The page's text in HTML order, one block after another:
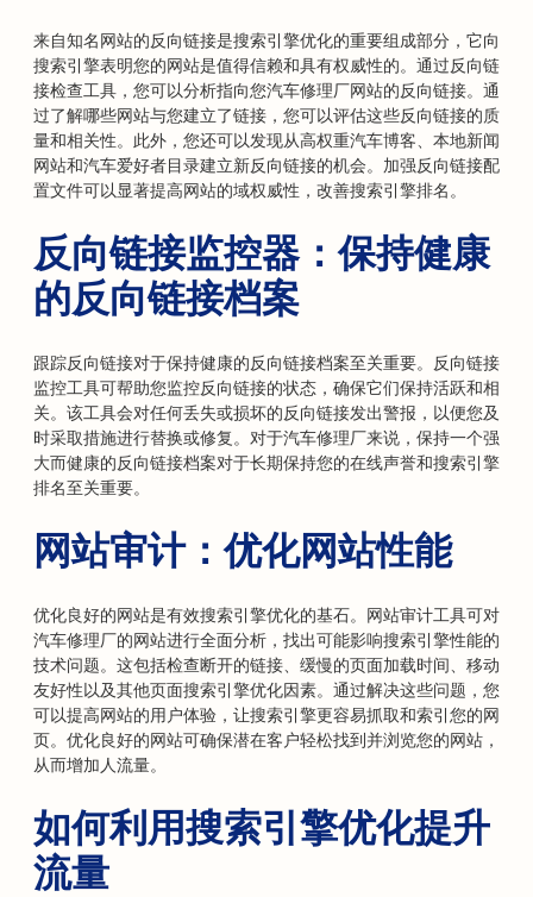
来自知名网站的反向链接是搜索引擎优化的重要组成部分，它向
搜索引擎表明您的网站是值得信赖和具有权威性的。通过反向链
接检查工具，您可以分析指向您汽车修理厂网站的反向链接。通
过了解哪些网站与您建立了链接，您可以评估这些反向链接的质
量和相关性。此外，您还可以发现从高权重汽车博客、本地新闻
网站和汽车爱好者目录建立新反向链接的机会。加强反向链接配
置文件可以显著提高网站的域权威性，改善搜索引擎排名。
反向链接监控器：保持健康
的反向链接档案
跟踪反向链接对于保持健康的反向链接档案至关重要。反向链接
监控工具可帮助您监控反向链接的状态，确保它们保持活跃和相
关。该工具会对任何丢失或损坏的反向链接发出警报，以便您及
时采取措施进行替换或修复。对于汽车修理厂来说，保持一个强
大而健康的反向链接档案对于长期保持您的在线声誉和搜索引擎
排名至关重要。
网站审计：优化网站性能
优化良好的网站是有效搜索引擎优化的基石。网站审计工具可对
汽车修理厂的网站进行全面分析，找出可能影响搜索引擎性能的
技术问题。这包括检查断开的链接、缓慢的页面加载时间、移动
友好性以及其他页面搜索引擎优化因素。通过解决这些问题，您
可以提高网站的用户体验，让搜索引擎更容易抓取和索引您的网
页。优化良好的网站可确保潜在客户轻松找到并浏览您的网站，
从而增加人流量。
如何利用搜索引擎优化提升
流量